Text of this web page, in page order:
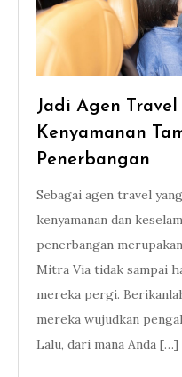
Jadi Agen
Kenyamanan
Penerbangan
Sebagai agen travel
kenyamanan dan
penerbangan
Mitra Via tidak sampai
mereka pergi.
mereka wujudkan
Lalu, dari mana Anda […]